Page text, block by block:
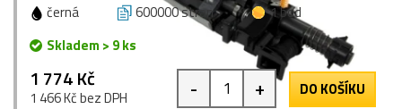
černá 600000 stran
1 bod
Skladem > 9 ks
1 774 Kč
1 466 Kč bez DPH - + DO KOŠÍKU